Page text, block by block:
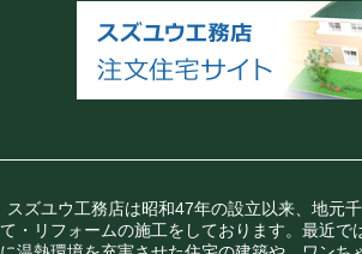
スズユウ工務店は昭和47年の設立以来、地元
て・リフォームの施工をしております。最近で